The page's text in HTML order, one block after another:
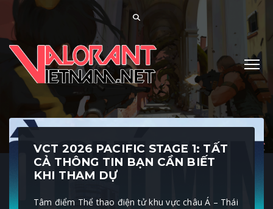
VCT 2026 PACIFIC STAGE 1: TẤT
CẢ THÔNG TIN BẠN CẦN BIẾT
KHI THAM DỰ
Tâm điểm Thể thao điện tử khu vực châu Á – Thái